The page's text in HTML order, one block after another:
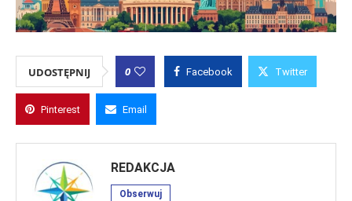
UDOSTĘPNIJ 0 Facebook Twitter
Pinterest Email
REDAKCJA
Obserwuj